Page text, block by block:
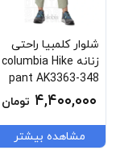
شلوار کلمبیا راحتی
زنانه columbia Hike
pant AK3363-348
۴,۴۰۰,۰۰۰ تومان
مشاهده بیشتر